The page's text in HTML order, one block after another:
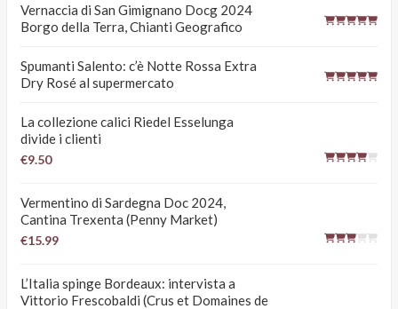
Vernaccia di San Gimignano Docg 2024
Borgo della Terra, Chianti Geografico
Spumanti Salento: c’è Notte Rossa Extra
Dry Rosé al supermercato
La collezione calici Riedel Esselunga
divide i clienti
€9.50
Vermentino di Sardegna Doc 2024,
Cantina Trexenta (Penny Market)
€15.99
L’Italia spinge Bordeaux: intervista a
Vittorio Frescobaldi (Crus et Domaines de